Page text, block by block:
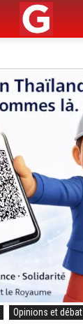
Opinions et